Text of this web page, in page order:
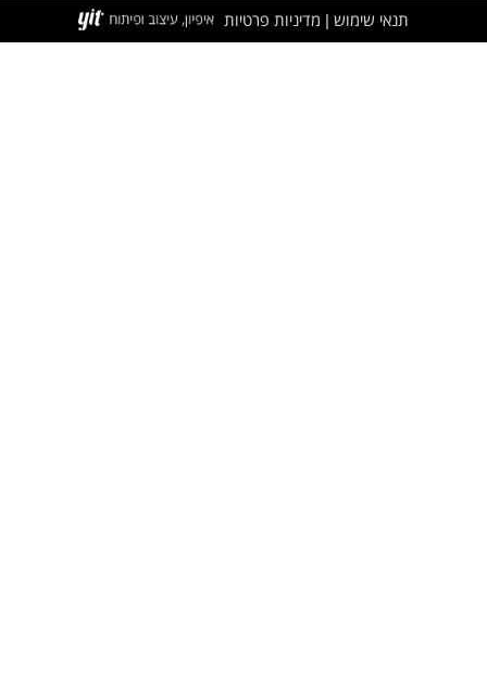
תנאי שימוש מדיניות פרטיות